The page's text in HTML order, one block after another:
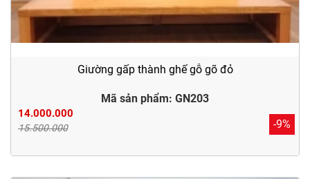
Giường gấp thành ghế gỗ gõ đỏ
Mã sản phẩm: GN203
14.000.000
15.500.000 -9%